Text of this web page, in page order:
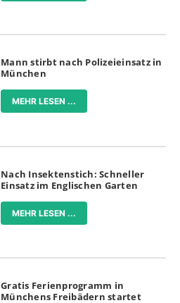
Mann stirbt nach Polizeieinsatz in
München
MEHR LESEN ...
Nach Insektenstich: Schneller
Einsatz im Englischen Garten
MEHR LESEN ...
Gratis Ferienprogramm in
Münchens Freibädern startet